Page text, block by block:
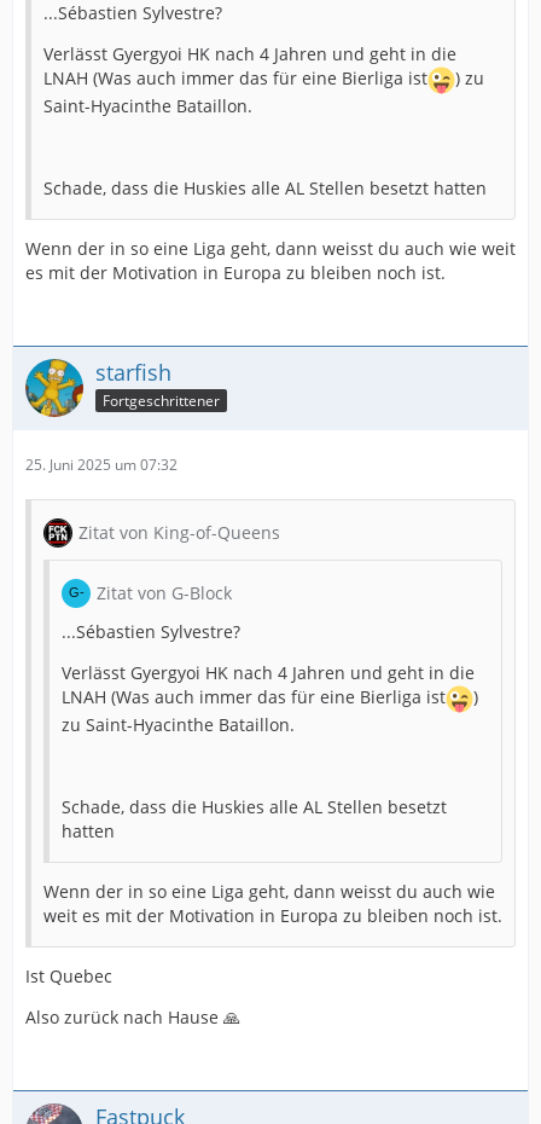
...Sébastien Sylvestre?
Verlässt Gyergyoi HK nach 4 Jahren und geht in die
LNAH (Was auch immer das für eine Bierliga ist
) zu
Saint-Hyacinthe Bataillon.
Schade, dass die Huskies alle AL Stellen besetzt hatten
Wenn der in so eine Liga geht, dann weisst du auch wie weit
es mit der Motivation in Europa zu bleiben noch ist.
starfish
Fortgeschrittener
25. Juni 2025 um 07:32
Zitat von King-of-Queens
Zitat von G-Block
...Sébastien Sylvestre?
Verlässt Gyergyoi HK nach 4 Jahren und geht in die
LNAH (Was auch immer das für eine Bierliga ist
)
zu Saint-Hyacinthe Bataillon.
Schade, dass die Huskies alle AL Stellen besetzt
hatten
Wenn der in so eine Liga geht, dann weisst du auch wie
weit es mit der Motivation in Europa zu bleiben noch ist.
Ist Quebec
Also zurück nach Hause 🙏
Fastpuck